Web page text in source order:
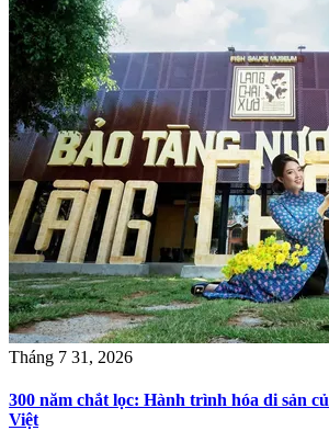
Tháng 7 31, 2026
300 năm chắt lọc: Hành trình hóa di sản
Việt